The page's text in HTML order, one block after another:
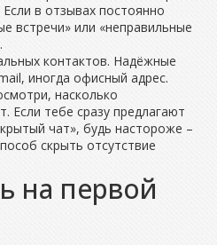
в отзывах постоянно
встречи» или «неправильные
контактов. Надёжные
иногда офисный адрес.
насколько
Если тебе сразу предлагают
чат», будь настороже –
скрыть отсутствие
на первой